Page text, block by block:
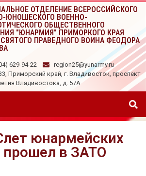
ОТДЕЛЕНИЕ ВСЕРОССИЙСКОГО
ЮНОШЕСКОГО ВОЕННО-
ОБЩЕСТВЕННОГО
"ЮНАРМИЯ" ПРИМОРКОГО КРАЯ
ПРАВЕДНОГО ВОИНА ФЕОДОРА
629-94-22
region25@yunarmy.ru
Приморский край, г. Владивосток, проспект
Владивостока, д. 57А
юнармейских
прошел в ЗАТО